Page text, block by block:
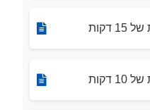
דקות
דקות